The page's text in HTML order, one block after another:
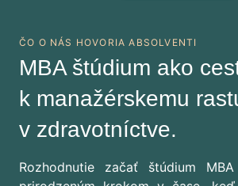
ČO O NÁS HOVORIA ABSOLVENTI
MBA štúdium ako
k manažérskemu
v zdravotníctve.
Rozhodnutie začať štúdium